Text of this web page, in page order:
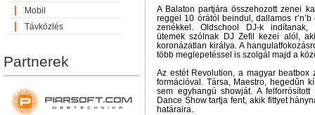
Mobil
Távközlés
Partnerek
A Balaton partjára összehozott zenei
reggel 10 órától beindul, dallamos
zenékkel. Oldschool DJ-k indítanak,
ütemek szólnak DJ Zefil kezei alól,
koronázatlan királya. A
több meglepetéssel is szolgál majd a
Az estét Revolution, a magyar beatbox
formációval. Társa, Maestro, hegedűn
sem egyhangú showját. A
Dance Show tartja fent, akik fittyet
határaira.